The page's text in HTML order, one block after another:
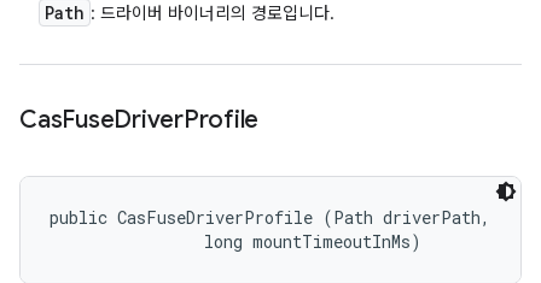
Path : 드라이버 바이너리의 경로입니다.
CasFuseDriverProfile
public CasFuseDriverProfile (Path driverPath,
                long mountTimeoutInMs)